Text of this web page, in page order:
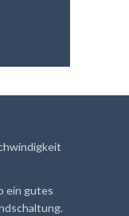
ein gutes